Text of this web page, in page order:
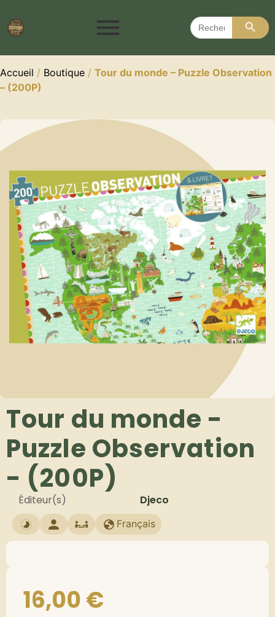
Search
for:
Search
Accueil / Boutique / Tour du monde – Puzzle Observation
– (200P)
Tour du monde -
Puzzle Observation
- (200P)
Éditeur(s) Djeco
Français
16,00€